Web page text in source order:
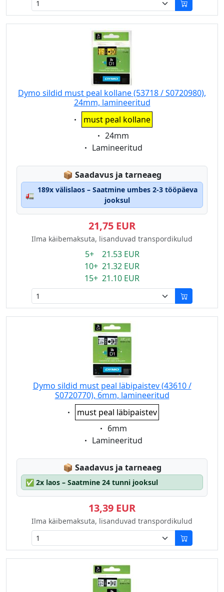
Dymo sildid must peal kollane (53718 / S0720980),
24mm, lamineeritud
Eigenschaft:
must peal kollane
Eigenschaft:
24mm
Eigenschaft:
Lamineeritud
📦 Lagerstatus:
Saadavus ja tarneaeg
🚛
189x välislaos – Saatmine umbes 2-3 tööpäeva
jooksul
21,75 EUR
Ilma käibemaksuta, lisanduvad transpordikulud
5+ 21.53 EUR
10+ 21.32 EUR
15+ 21.10 EUR
Dymo sildid must peal läbipaistev (43610 /
S0720770), 6mm, lamineeritud
Eigenschaft:
must peal läbipaistev
Eigenschaft:
6mm
Eigenschaft:
Lamineeritud
📦 Lagerstatus:
Saadavus ja tarneaeg
✅ 2x laos – Saatmine 24 tunni jooksul
13,39 EUR
Ilma käibemaksuta, lisanduvad transpordikulud